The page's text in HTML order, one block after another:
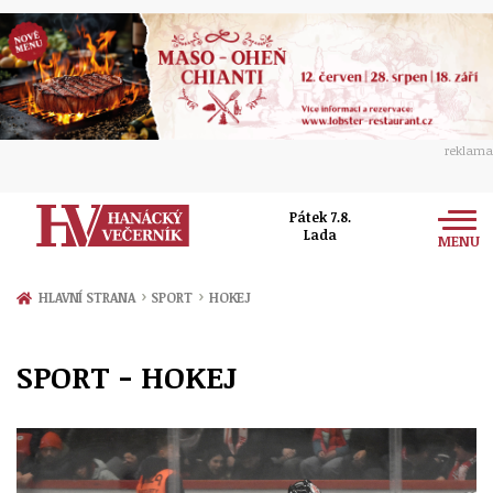
reklama
Pátek 7.8.
Lada
MENU
Zprávy
Přerov
Politika
Ekonomika
Kultura
Hudba
Společnost
Ženy
Sport
HLAVNÍ STRANA › SPORT › HOKEJ
SPORT - HOKEJ